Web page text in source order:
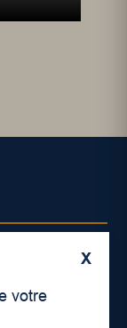
X
votre